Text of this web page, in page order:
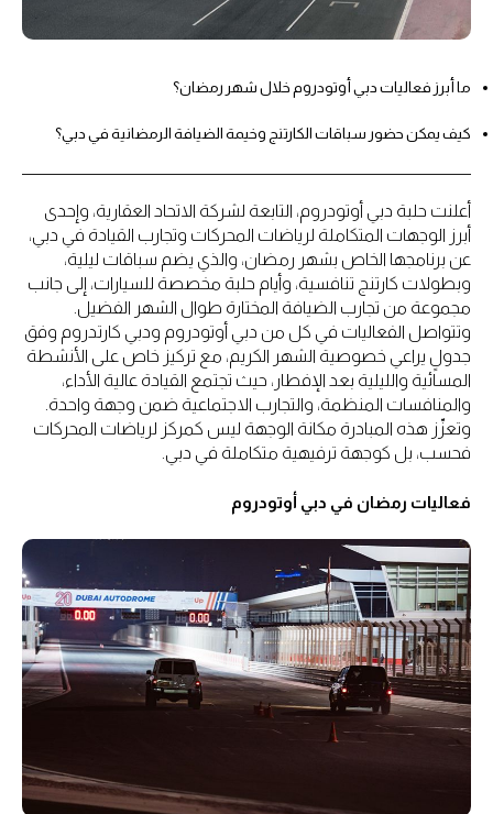
ما أبرز فعاليات دبي أوتودروم خلال شهر رمضان؟
كيف يمكن حضور سباقات الكارتنج وخيمة الضيافة الرمضانية في دبي؟
أعلنت حلبة دبي أوتودروم، التابعة لشركة الاتحاد العقارية، وإحدى
أبرز الوجهات المتكاملة لرياضات المحركات وتجارب القيادة في دبي،
عن برنامجها الخاص بشهر رمضان، والذي يضم سباقات ليلية،
وبطولات كارتنج تنافسية، وأيام حلبة مخصصة للسيارات، إلى جانب
مجموعة من تجارب الضيافة المختارة طوال الشهر الفضيل.
وتتواصل الفعاليات في كل من دبي أوتودروم ودبي كارتدروم وفق
جدولٍ يراعي خصوصية الشهر الكريم، مع تركيز خاص على الأنشطة
المسائية والليلية بعد الإفطار، حيث تجتمع القيادة عالية الأداء،
والمنافسات المنظمة، والتجارب الاجتماعية ضمن وجهة واحدة.
وتعزّز هذه المبادرة مكانة الوجهة ليس كمركز لرياضات المحركات
فحسب، بل كوجهة ترفيهية متكاملة في دبي.
فعاليات رمضان في دبي أوتودروم